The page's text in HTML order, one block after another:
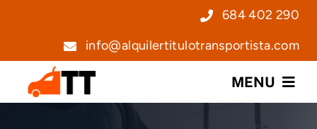
684 402 290
info@alquilertitulotransportista.com
MENU